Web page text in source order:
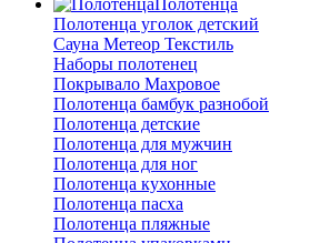
Полотенца
Полотенца уголок детский
Сауна Метеор Текстиль
Наборы полотенец
Покрывало Махровое
Полотенца бамбук разнобой
Полотенца детские
Полотенца для мужчин
Полотенца для ног
Полотенца кухонные
Полотенца пасха
Полотенца пляжные